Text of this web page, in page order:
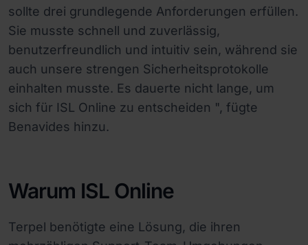
sollte drei grundlegende Anforderungen erfüllen.
Sie musste schnell und zuverlässig,
benutzerfreundlich und intuitiv sein, während sie
auch unsere strengen Sicherheitsprotokolle
einhalten musste. Es dauerte nicht lange, um
sich für ISL Online zu entscheiden ", fügte
Benavides hinzu.
Warum ISL Online
Terpel benötigte eine Lösung, die ihren